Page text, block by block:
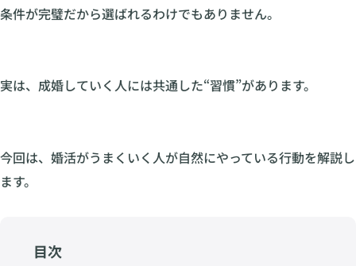
条件が完璧だから選ばれるわけでもありません。
実は、成婚していく人には共通した“習慣”があります。
今回は、婚活がうまくいく人が自然にやっている行動を解説し
ます。
目次